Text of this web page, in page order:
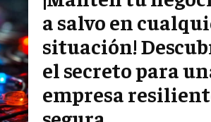
a salvo en
situación!
el secreto para
empresa